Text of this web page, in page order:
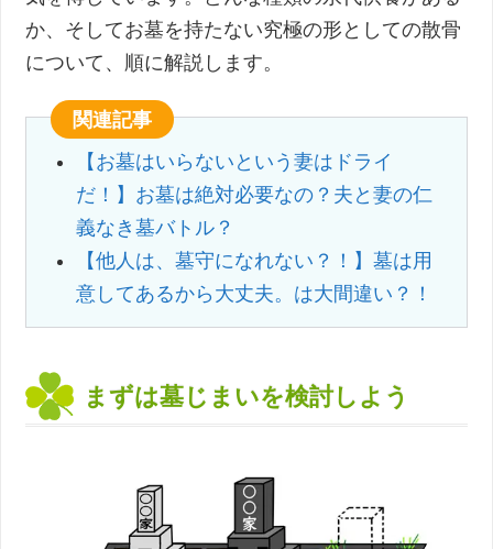
か、そしてお墓を持たない究極の形としての散骨
について、順に解説します。
関連記事
【お墓はいらないという妻はドライ
だ！】お墓は絶対必要なの？夫と妻の仁
義なき墓バトル？
【他人は、墓守になれない？！】墓は用
意してあるから大丈夫。は大間違い？！
まずは墓じまいを検討しよう